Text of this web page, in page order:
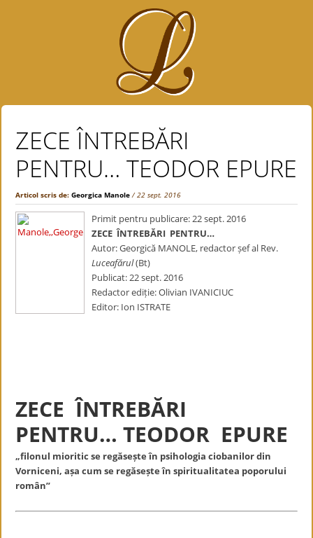
ZECE ÎNTREBĂRI
PENTRU… TEODOR EPURE
Articol scris de:Georgica Manole / 22 sept. 2016
Primit pentru publicare: 22 sept. 2016
ZECE ÎNTREBĂRI PENTRU…
Autor: Georgică MANOLE, redactor șef al Rev.
Luceafărul(Bt)
Publicat: 22 sept. 2016
Redactor ediție: Olivian IVANICIUC
Editor: Ion ISTRATE
ZECE ÎNTREBĂRI
PENTRU… TEODOR EPURE
„filonul mioritic se regăsește în psihologia ciobanilor din
Vorniceni, așa cum se regăsește în spiritualitatea poporului
român”